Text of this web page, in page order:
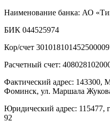
Наименование банка: АО
БИК 044525974
Кор/счет
Расчетный счет:
Фактический адрес: 143300,
Фоминск, ул. Маршала
Юридический адрес: 115477,
92